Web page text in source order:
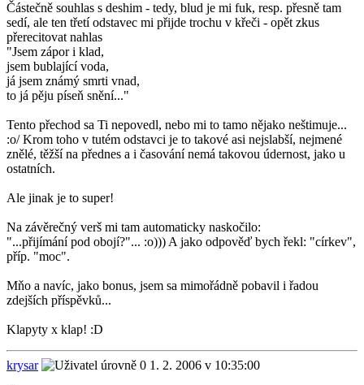
Částečně souhlas s deshim - tedy, blud je mi fuk, resp. přesně tam
sedí, ale ten třetí odstavec mi přijde trochu v křeči - opět zkus
přerecitovat nahlas
"Jsem zápor i klad,
jsem bublající voda,
já jsem známý smrti vnad,
to já pěju píseň snění..."
Tento přechod sa Ti nepovedl, nebo mi to tamo nějako neštimuje...
:o/ Krom toho v tutém odstavci je to takové asi nejslabší, nejmené
znělé, těžší na přednes a i časování nemá takovou údernost, jako u
ostatních.
Ale jinak je to super!
Na závěrečný verš mi tam automaticky naskočilo:
"...přijímání pod obojí?"... :o))) A jako odpověď bych řekl: "církev",
příp. "moc".
Mňo a navíc, jako bonus, jsem sa mimořádně pobavil i řadou
zdejších příspěvků...
Klapyty x klap! :D
krysar
1. 2. 2006 v 10:35:00